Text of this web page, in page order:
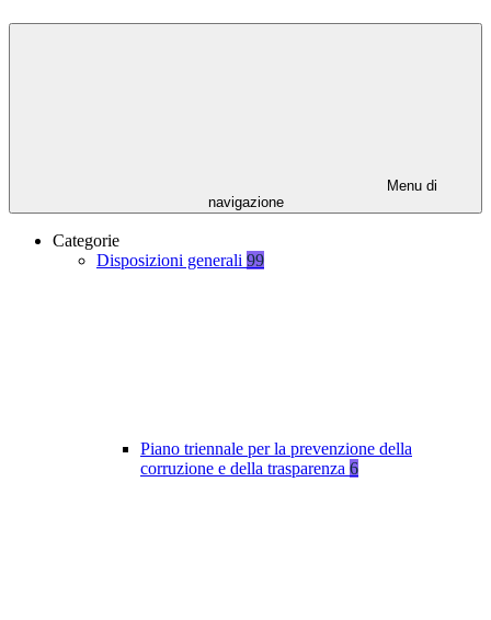
Menu di
navigazione
Categorie
Disposizioni generali 99
Piano triennale per la prevenzione della
corruzione e della trasparenza 6